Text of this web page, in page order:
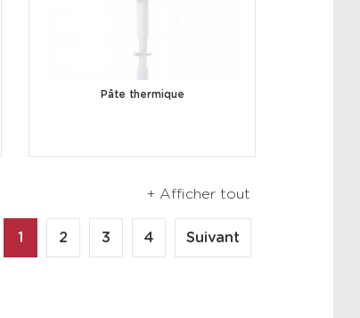
Pâte thermique
+ Afficher tout
1 2 3 4 Suivant